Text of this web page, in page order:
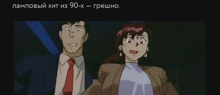
ламповый хит из 90-х — грешно.